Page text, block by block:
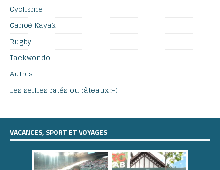
Cyclisme
Canoë Kayak
Rugby
Taekwondo
Autres
Les selfies ratés ou râteaux :-(
VACANCES, SPORT ET VOYAGES